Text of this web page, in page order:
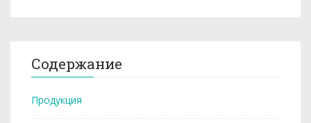
Содержание
Продукция